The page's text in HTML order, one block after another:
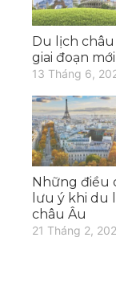
Du lịch châu
giai đoạn mới
13 Tháng 6,
Những điều
lưu ý khi du
châu Âu
21 Tháng 2,